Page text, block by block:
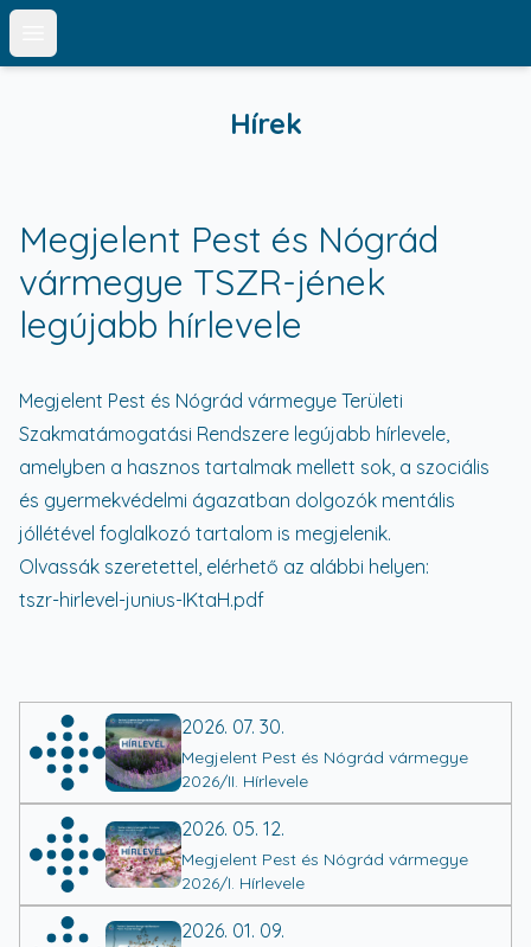
Open main menu
Hírek
2026. 07. 30.
Megjelent Pest és Nógrád vármegye
2026/II. Hírlevele
2026. 05. 12.
Megjelent Pest és Nógrád vármegye
2026/I. Hírlevele
2026. 01. 09.
Megjelent Pest és Nógrád
vármegye TSZR-jének
legújabb hírlevele
Megjelent Pest és Nógrád vármegye Területi
Szakmatámogatási Rendszere legújabb hírlevele,
amelyben a hasznos tartalmak mellett sok, a szociális
és gyermekvédelmi ágazatban dolgozók mentális
jóllétével foglalkozó tartalom is megjelenik.
Olvassák szeretettel, elérhető az alábbi helyen:
tszr-hirlevel-junius-IKtaH.pdf